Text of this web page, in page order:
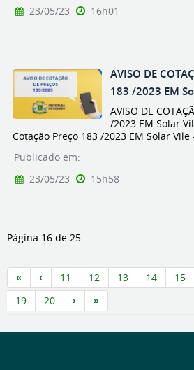
23/05/23
16h01
AVISO DE
183 /2023 EM
AVISO DE
/2023 EM Solar
Cotação Preço 183 /2023 EM Solar Vile
Publicado em:
23/05/23
15h58
Página 16 de 25
11 12 13 14 15
19
20